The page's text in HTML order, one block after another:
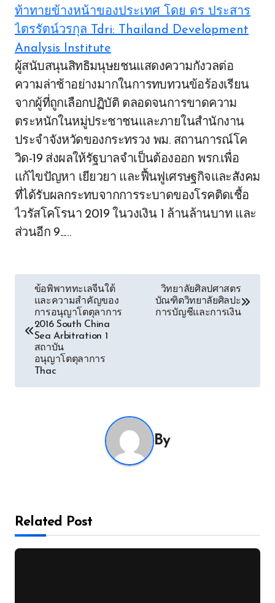
ท้าทายข้างหน้าของประเทศ โดย ดร ประสาร
ไตรรัตน์วรกุล Tdri: Thailand Development
Analysis Institute
ผู้สนับสนุนสิทธิมนุษยชนแสดงความกังวลต่อ
ความล่าช้าอย่างมากในการทบทวนข้อร้องเรียน
จากผู้ที่ถูกเลือกปฏิบัติ ตลอดจนการขาดความ
ตระหนักในหมู่ประชาชนและภายในสำนักงาน
ประจำจังหวัดของกระทรวง พม. สถานการณ์โค
วิด-19 ส่งผลให้รัฐบาลจำเป็นต้องออก พรก.เพื่อ
แก้ไขปัญหา เยียวยา และฟื้นฟูเศรษฐกิจและสังคม
ที่ได้รับผลกระทบจากการระบาดของโรคติดเชื้อ
ไวรัสโคโรนา 2019 ในวงเงิน 1 ล้านล้านบาท และ
ส่วนอีก 9...…
ข้อพิพาททะเลจีนใต้
และความสำคัญของ
การอนุญาโตตุลาการ
2016 South China
Sea Arbitration 1
สถาบัน
อนุญาโตตุลาการ
Thac
วิทยาลัยศิลปศาสตร
บัณฑิตวิทยาลัยศิลปะ
การบัญชีและการเงิน
By
Related Post